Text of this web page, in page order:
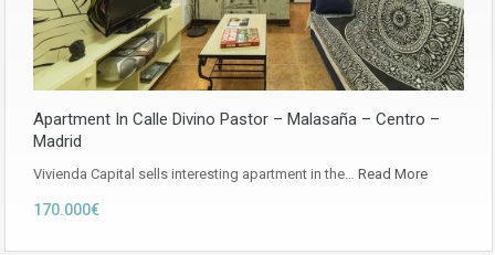
Apartment In Calle Divino Pastor – Malasaña – Centro –
Madrid
Vivienda Capital sells interesting apartment in the… Read More
170.000€